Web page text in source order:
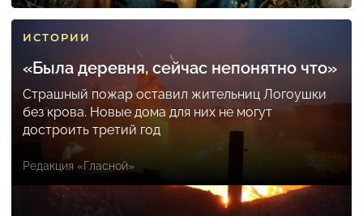
ИСТОРИИ
«Была деревня, сейчас непонятно что»
Страшный пожар оставил жительниц Логоушки
без крова. Новые дома для них не могут
достроить третий год
Редакция «Гласной»